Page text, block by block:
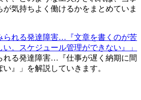
気持ちよく働けるかをまとめていま
られる発達障害…『文章を書くのが苦
。スケジュール管理ができない』」
れる発達障害…『仕事が遅く納期に間
』」
を解説していきます。